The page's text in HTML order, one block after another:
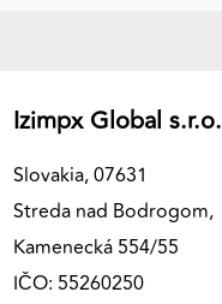
Izimpx Global s.r.o.
Slovakia, 07631
Streda nad Bodrogom,
Kamenecká 554/55
IČO: 55260250